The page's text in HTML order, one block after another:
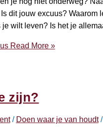
dit jouw excuus? Waarom
wilt leven? Is het je
Read More »
zijn?
/ Doen waar je van houdt/